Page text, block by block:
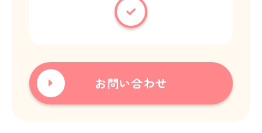
お問い合わせ